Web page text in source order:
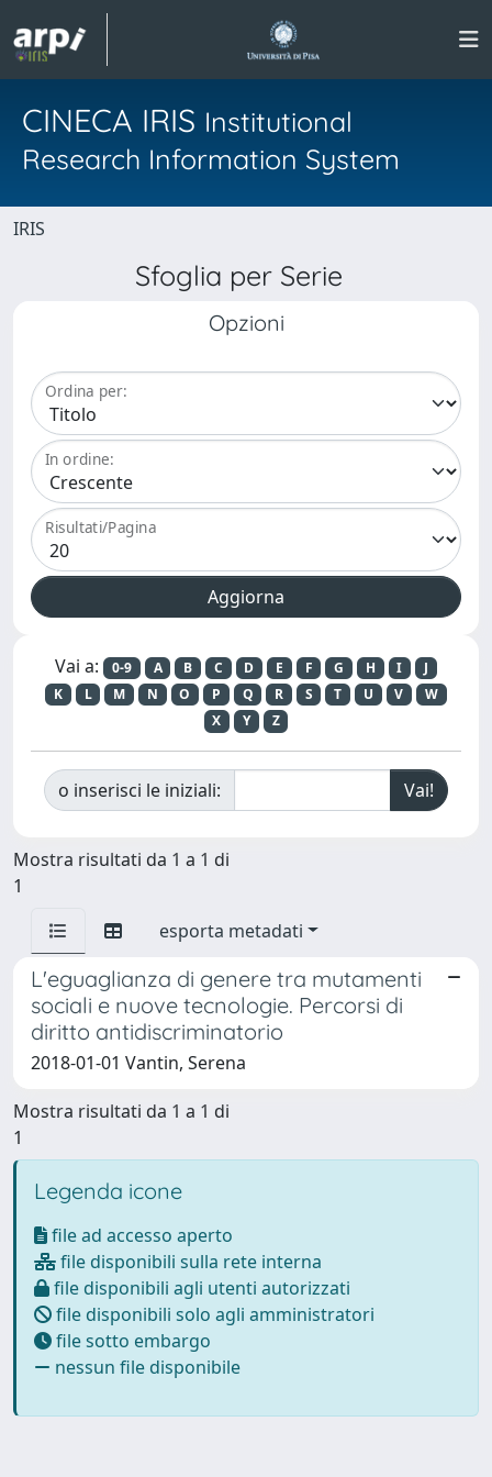
CINECA IRIS Institutional
Research Information System
IRIS
Sfoglia per Serie
Opzioni
Ordina per:
In ordine:
Risultati/Pagina
Vai a: 0-9 A B C D E F G H I
J
K
L M N O P Q R S T U V
W
X
Y Z
o inserisci le iniziali:
Mostra risultati da 1 a 1 di
1
esporta metadati
L'eguaglianza di genere tra mutamenti
sociali e nuove tecnologie. Percorsi di
diritto antidiscriminatorio
2018-01-01 Vantin, Serena
Mostra risultati da 1 a 1 di
1
Legenda icone
file ad accesso aperto
file disponibili sulla rete interna
file disponibili agli utenti autorizzati
file disponibili solo agli amministratori
file sotto embargo
nessun file disponibile